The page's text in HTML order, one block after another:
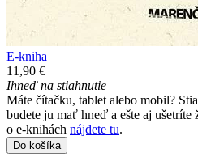
E-kniha
11,90 €
Ihneď na stiahnutie
Máte čítačku, tablet alebo mobil?
budete ju mať hneď a ešte aj
o e-knihách nájdete tu.
Do košíka